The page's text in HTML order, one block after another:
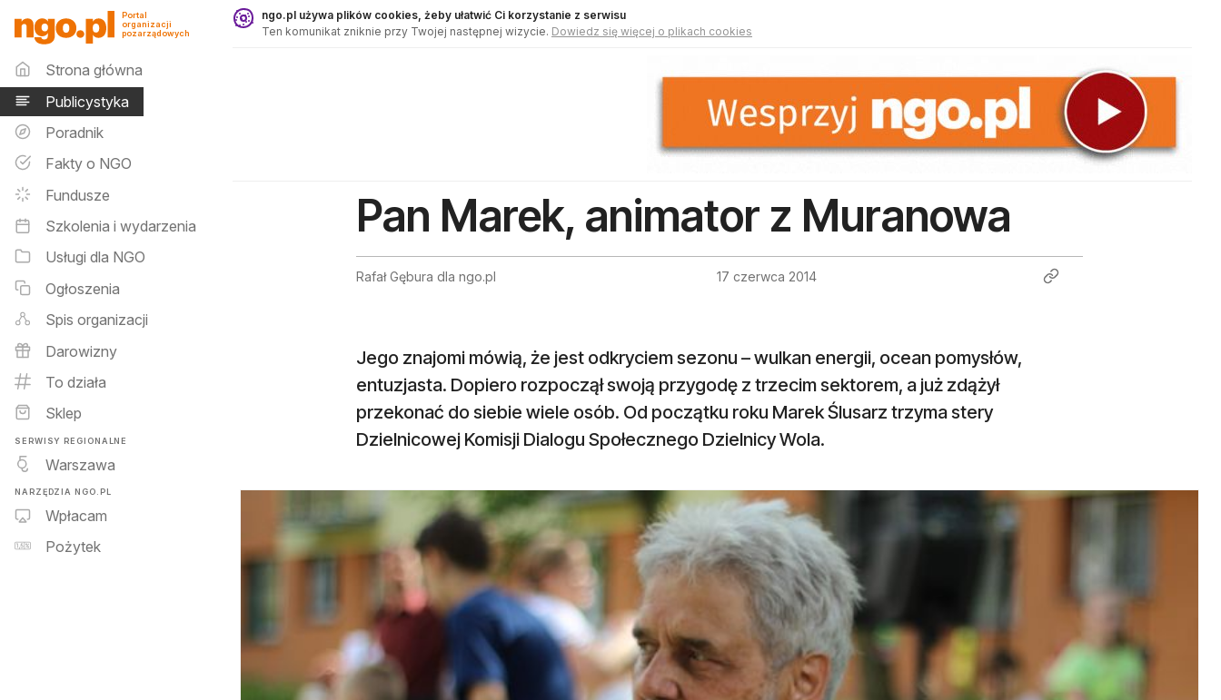
Publicystyka - ngo.pl
Portal
organizacji
pozarządowych
Menu główne
Strona główna
Publicystyka
Poradnik
Fakty o NGO
Fundusze
Szkolenia i wydarzenia
Usługi dla NGO
Ogłoszenia
Spis organizacji
Darowizny
To działa
Sklep
SERWISY REGIONALNE
Warszawa
NARZĘDZIA NGO.PL
Wpłacam
Pożytek
ngo.pl używa plików cookies, żeby ułatwić Ci korzystanie z serwisu
Ten komunikat zniknie przy Twojej następnej wizycie. Dowiedz się więcej o plikach cookies
Pan Marek, animator z Muranowa
Rafał Gębura dla ngo.pl 17 czerwca 2014
Jego znajomi mówią, że jest odkryciem sezonu – wulkan energii, ocean pomysłów,
entuzjasta. Dopiero rozpoczął swoją przygodę z trzecim sektorem, a już zdążył
przekonać do siebie wiele osób. Od początku roku Marek Ślusarz trzyma stery
Dzielnicowej Komisji Dialogu Społecznego Dzielnicy Wola.